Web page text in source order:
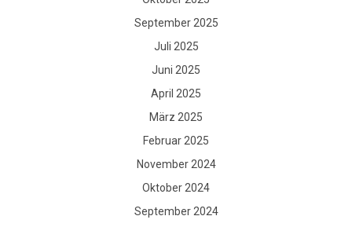
September 2025
Juli 2025
Juni 2025
April 2025
März 2025
Februar 2025
November 2024
Oktober 2024
September 2024